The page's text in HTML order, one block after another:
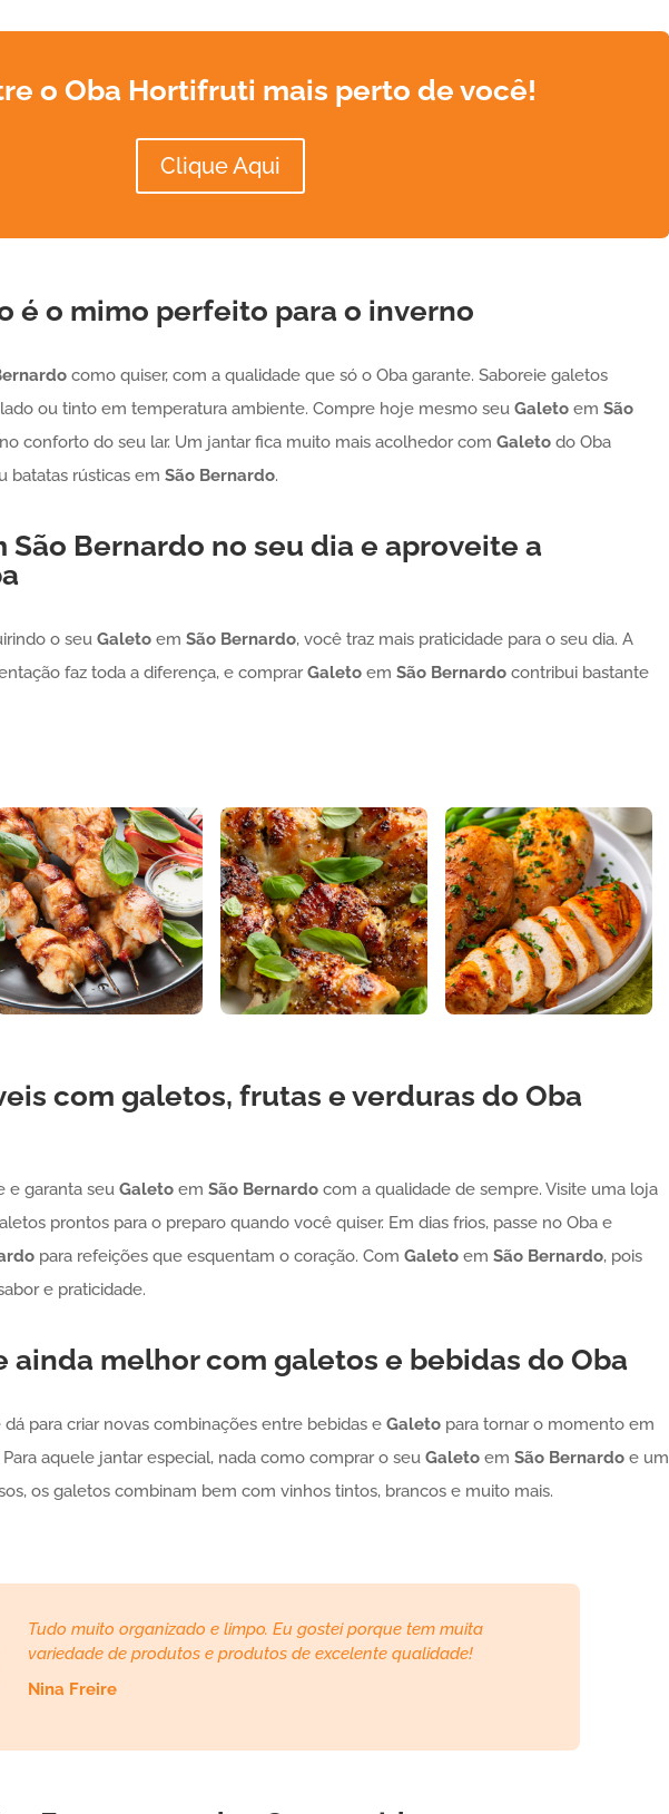
o Oba Hortifruti mais perto de você!
Clique Aqui
é o mimo perfeito para o inverno
como quiser, com a qualidade que só o Oba garante. Saboreie galetos
ou tinto em temperatura ambiente. Compre hoje mesmo seu Galetoem São
conforto do seu lar. Um jantar fica muito mais acolhedor com Galetodo Oba
batatas rústicas em São Bernardo.
São Bernardo no seu dia e aproveite a
o seu Galetoem São Bernardo, você traz mais praticidade para o seu dia. A
faz toda a diferença, e comprarGaletoem São Bernardocontribui bastante
com galetos, frutas e verduras do Oba
e garanta seu Galetoem São Bernardocom a qualidade de sempre. Visite uma loja
prontos para o preparo quando você quiser. Em dias frios, passe no Oba e
para refeições que esquentam o coração. Com Galetoem São Bernardo, pois
e praticidade.
ainda melhor com galetos e bebidas do Oba
para criar novas combinações entre bebidas e Galetopara tornar o momento em
aquele jantar especial, nada como comprar o seu Galetoem São Bernardoe um
os galetos combinam bem com vinhos tintos, brancos e muito mais.
Tudo muito organizado e limpo. Eu gostei porque tem muita
variedade de produtos e produtos de excelente qualidade!
Nina Freire